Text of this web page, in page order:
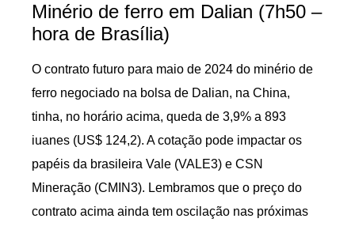
Minério de ferro em Dalian (7h50 –
hora de Brasília)
O contrato futuro para maio de 2024 do minério de
ferro negociado na bolsa de Dalian, na China,
tinha, no horário acima, queda de 3,9% a 893
iuanes (US$ 124,2). A cotação pode impactar os
papéis da brasileira Vale (VALE3) e CSN
Mineração (CMIN3). Lembramos que o preço do
contrato acima ainda tem oscilação nas próximas